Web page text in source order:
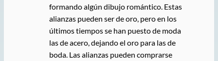
formando algún dibujo romántico. Estas
alianzas pueden ser de oro, pero en los
últimos tiempos se han puesto de moda
las de acero, dejando el oro para las de
boda. Las alianzas pueden comprarse